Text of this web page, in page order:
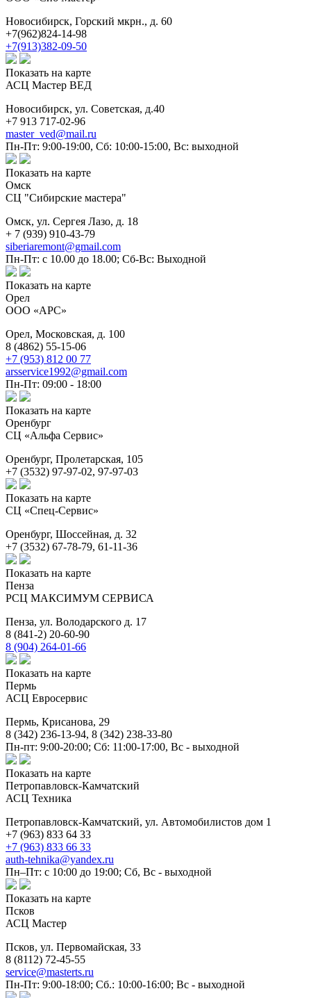
Новосибирск, Горский мкрн., д. 60
+7(962)824-14-98
+7(913)382-09-50
Показать на карте
АСЦ Мастер ВЕД
Новосибирск, ул. Советская, д.40
+7 913 717-02-96
master_ved@mail.ru
Пн-Пт: 9:00-19:00, Сб: 10:00-15:00, Вс: выходной
Показать на карте
Омск
СЦ "Сибирские мастера"
Омск, ул. Сергея Лазо, д. 18
+ 7 (939) 910-43-79
siberiaremont@gmail.com
Пн-Пт: с 10.00 до 18.00; Сб-Вс: Выходной
Показать на карте
Орел
ООО «АРС»
Орел, Московская, д. 100
8 (4862) 55-15-06
+7 (953) 812 00 77
arsservice1992@gmail.com
Пн-Пт: 09:00 - 18:00
Показать на карте
Оренбург
СЦ «Альфа Сервис»
Оренбург, Пролетарская, 105
+7 (3532) 97-97-02, 97-97-03
Показать на карте
СЦ «Спец-Сервис»
Оренбург, Шоссейная, д. 32
+7 (3532) 67-78-79, 61-11-36
Показать на карте
Пенза
РСЦ МАКСИМУМ СЕРВИСА
Пенза, ул. Володарского д. 17
8 (841-2) 20-60-90
8 (904) 264-01-66
Показать на карте
Пермь
АСЦ Евросервис
Пермь, Крисанова, 29
8 (342) 236-13-94, 8 (342) 238-33-80
Пн-пт: 9:00-20:00; Сб: 11:00-17:00, Вс - выходной
Показать на карте
Петропавловск-Камчатский
АСЦ Техника
Петропавловск-Камчатский, ул. Автомобилистов дом 1
+7 (963) 833 64 33
+7 (963) 833 66 33
auth-tehnika@yandex.ru
Пн–Пт: с 10:00 до 19:00; Сб, Вс - выходной
Показать на карте
Псков
АСЦ Мастер
Псков, ул. Первомайская, 33
8 (8112) 72-45-55
service@masterts.ru
Пн-Пт: 9:00-18:00; Сб.: 10:00-16:00; Вс - выходной